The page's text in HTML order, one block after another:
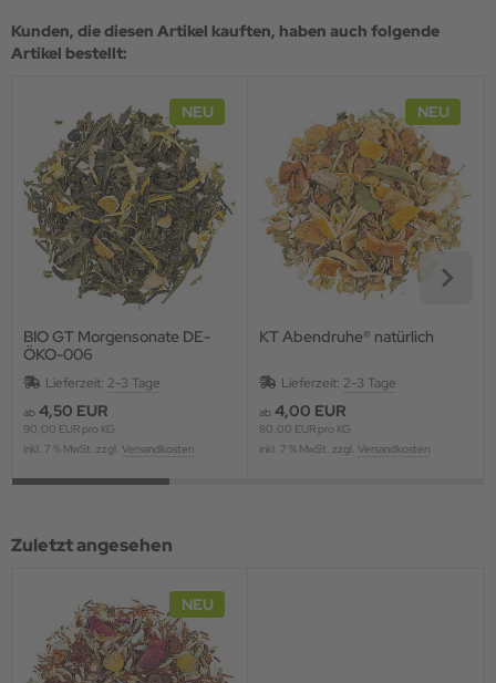
Kunden, die diesen Artikel kauften, haben auch folgende
Artikel bestellt:
NEU
BIO GT Morgensonate DE-
ÖKO-006
Lieferzeit: 2-3 Tage
ab 4,50 EUR
90,00 EUR pro KG
inkl. 7 % MwSt. zzgl. Versandkosten
NEU
KT Abendruhe® natürlich
Lieferzeit: 2-3 Tage
ab 4,00 EUR
80,00 EUR pro KG
inkl. 7 % MwSt. zzgl. Versandkosten
Zuletzt angesehen
NEU